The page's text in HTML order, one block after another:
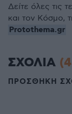
Δείτε όλες τις
και τον Κόσμο,
Protothema.gr
ΣΧΟΛΙΑ
ΠΡΟΣΘΗΚΗ